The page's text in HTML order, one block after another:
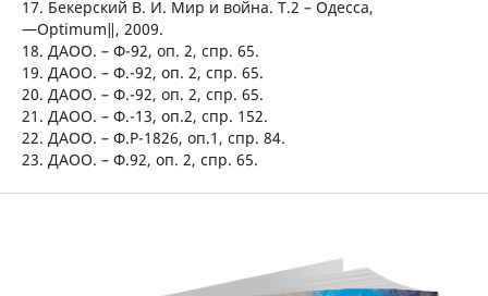
17. Бекерский В. И. Мир и война. Т.2 – Одесса,
―Optimum‖, 2009.
18. ДАОО. – Ф-92, оп. 2, спр. 65.
19. ДАОО. – Ф.-92, оп. 2, спр. 65.
20. ДАОО. – Ф.-92, оп. 2, спр. 65.
21. ДАОО. – Ф.-13, оп.2, спр. 152.
22. ДАОО. – Ф.Р-1826, оп.1, спр. 84.
23. ДАОО. – Ф.92, оп. 2, спр. 65.